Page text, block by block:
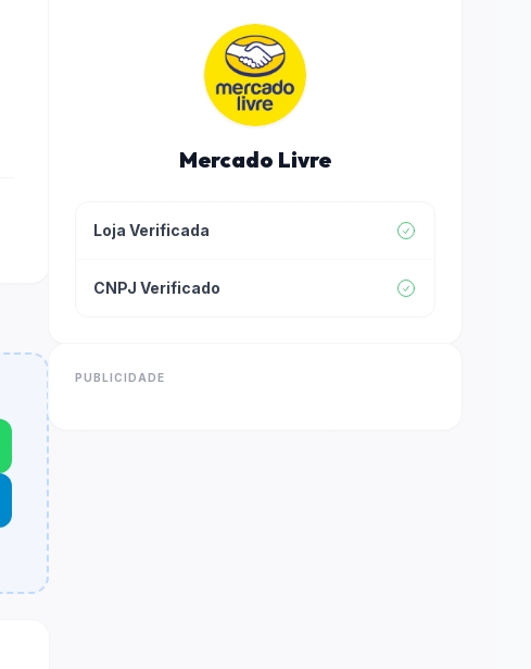
Mercado Livre
Loja Verificada
CNPJ Verificado
PUBLICIDADE